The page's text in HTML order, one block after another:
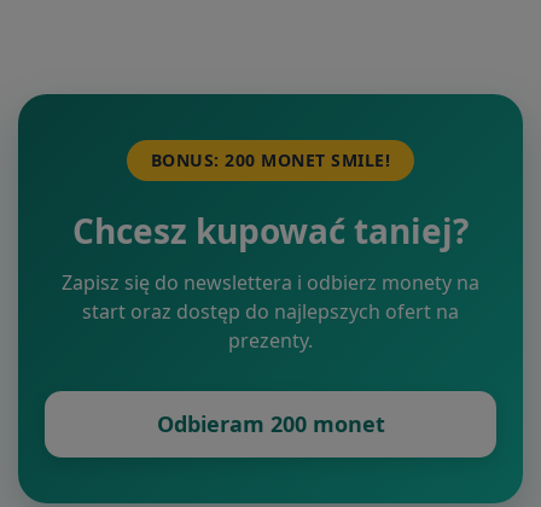
BONUS: 200 MONET SMILE!
Chcesz kupować taniej?
Zapisz się do newslettera i odbierz monety na
start oraz dostęp do najlepszych ofert na
prezenty.
Odbieram 200 monet